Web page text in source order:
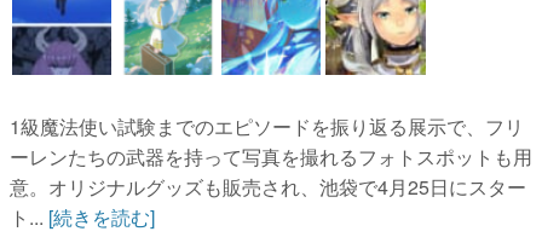
1級魔法使い試験までのエピソードを振り返る展示で、フリ
ーレンたちの武器を持って写真を撮れるフォトスポットも用
意。オリジナルグッズも販売され、池袋で4月25日にスター
ト... [続きを読む]